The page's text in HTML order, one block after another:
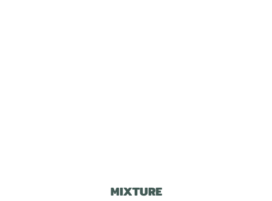
MIXTURE